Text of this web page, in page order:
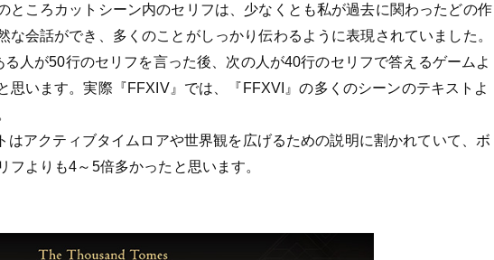
ところカットシーン内のセリフは、少なくとも私が過去に関わったどの作
会話ができ、多くのことがしっかり伝わるように表現されていました。
人が50行のセリフを言った後、次の人が40行のセリフで答えるゲームよ
思います。実際『FFXIV』では、『FFXVI』の多くのシーンのテキストよ
アクティブタイムロアや世界観を広げるための説明に割かれていて、ボ
よりも4～5倍多かったと思います。